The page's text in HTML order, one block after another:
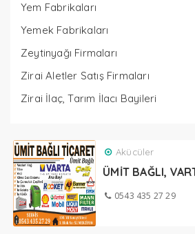
Yem Fabrikaları
Yemek Fabrikaları
Zeytinyağı Firmaları
Zirai Aletler Satış Firmaları
Zirai İlaç, Tarım İlacı Bayileri
Akücüler
0543 435 27 29